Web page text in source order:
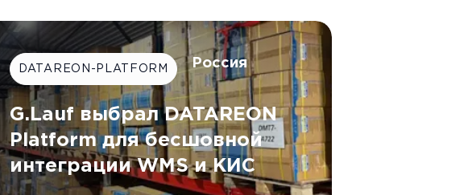
DATAREON-PLATFORM Россия
G.Lauf выбрал DATAREON
Platform для бесшовной
интеграции WMS и КИС